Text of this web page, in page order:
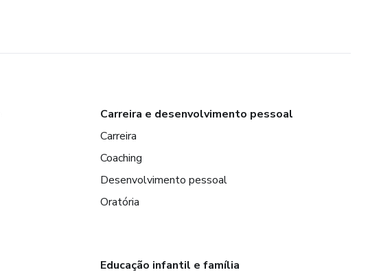
Carreira e desenvolvimento pessoal
Carreira
Coaching
Desenvolvimento pessoal
Oratória
Educação infantil e família